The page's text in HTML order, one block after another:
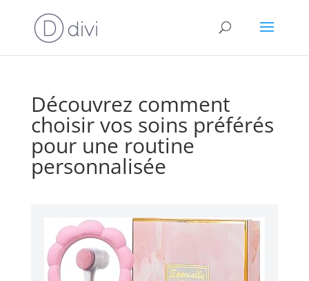
Découvrez comment
choisir vos soins préférés
pour une routine
personnalisée